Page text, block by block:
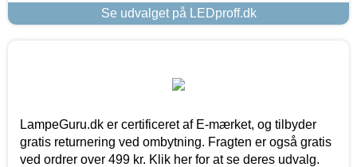
Se udvalget på LEDproff.dk
LampeGuru.dk er certificeret af E-mærket, og tilbyder
gratis returnering ved ombytning. Fragten er også gratis
ved ordrer over 499 kr. Klik her for at se deres udvalg.